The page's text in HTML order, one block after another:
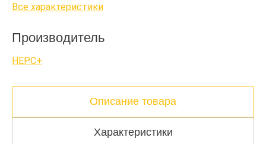
Все характеристики
Производитель
НЕРС+
Описание товара
Характеристики